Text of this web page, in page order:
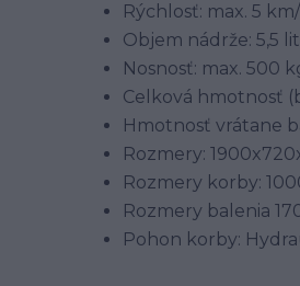
Rýchlosť: max. 5
Objem nádrže: 5,5
Nosnosť: max. 500
Celková hmotnosť
Hmotnosť vrátane
Rozmery:
Rozmery korby:
Rozmery balenia
Pohon korby: